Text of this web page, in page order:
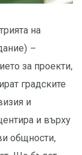
на
–
за проекти,
градските
и
и върху
общности,